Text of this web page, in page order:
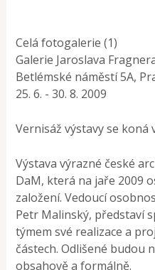
Celá fotogalerie (1)
Galerie Jaroslava
Betlémské náměstí 5A,
25. 6. - 30. 8. 2009
Vernisáž výstavy se koná
Výstava výrazné české
DaM, která na jaře 2009
založení. Vedoucí
Petr Malinský, představí
týmem své realizace a
částech. Odlišené budou
obsahově a formálně.